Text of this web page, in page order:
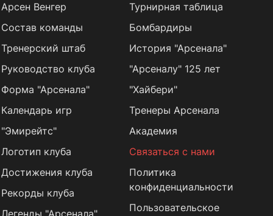
Арсен Венгер
Состав команды
Тренерский штаб
Руководство клуба
Форма "Арсенала"
Календарь игр
Турнирная таблица
Бомбардиры
История "Арсенала"
"Арсеналу" 125 лет
"Хайбери"
Тренеры Арсенала
"Эмирейтс"
Логотип клуба
Достижения клуба
Рекорды клуба
Академия
Связаться с нами
Политика
конфиденциальности
Пользовательское